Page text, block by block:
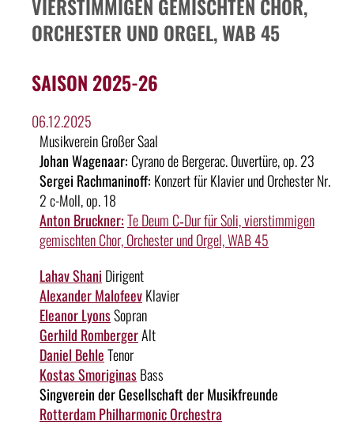
VIERSTIMMIGEN GEMISCHTEN CHOR,
ORCHESTER UND ORGEL, WAB 45
SAISON 2025-26
06.12.2025
Musikverein Großer Saal
Johan Wagenaar: Cyrano de Bergerac. Ouvertüre, op. 23
Sergei Rachmaninoff: Konzert für Klavier und Orchester Nr.
2 c-Moll, op. 18
Anton Bruckner:Te Deum C‑Dur für Soli, vierstimmigen
gemischten Chor, Orchester und Orgel, WAB 45
Lahav Shani Dirigent
Alexander MalofeevKlavier
Eleanor LyonsSopran
Gerhild RombergerAlt
Daniel BehleTenor
Kostas SmoriginasBass
Singverein der Gesellschaft der Musikfreunde
Rotterdam Philharmonic Orchestra